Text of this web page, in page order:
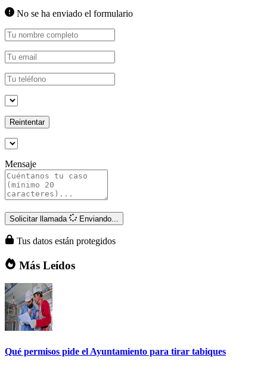
No se ha enviado el formulario
Reintentar
Mensaje
Solicitar llamada Enviando...
Tus datos están protegidos
Más Leídos
Qué permisos pide el Ayuntamiento para tirar tabiques